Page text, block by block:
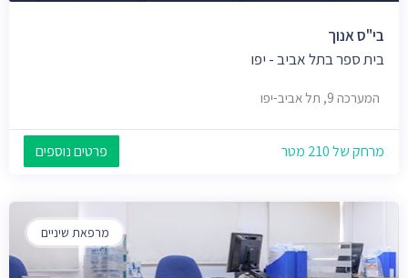
בי"ס אנוך
בית ספר בתל אביב - יפו
המערכה 9, תל אביב-יפו
מרחק של 210 מטר פרטים נוספים
מרפאת שיניים